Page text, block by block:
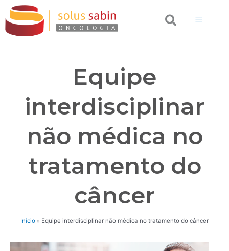
para
conteúdo
Search
Equipe
interdisciplinar
não médica no
tratamento do
câncer
Início » Equipe interdisciplinar não médica no tratamento do câncer